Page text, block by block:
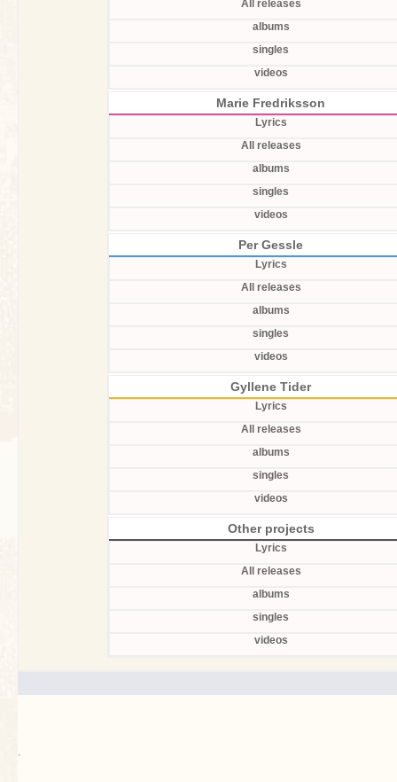
All releases
albums
singles
videos
Marie Fredriksson
Lyrics
All releases
albums
singles
videos
Per Gessle
Lyrics
All releases
albums
singles
videos
Gyllene Tider
Lyrics
All releases
albums
singles
videos
Other projects
Lyrics
All releases
albums
singles
videos
.